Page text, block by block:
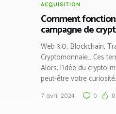
ACQUISITION
Comment
campagne de
Web 3.0, Blockchain,
Cryptomonnaie… Ces
Alors, l’idée du crypto-
peut-être votre curiosité.
7 avril 2024 0 0